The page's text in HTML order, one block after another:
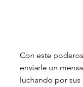
Con este
enviarle un
luchando por